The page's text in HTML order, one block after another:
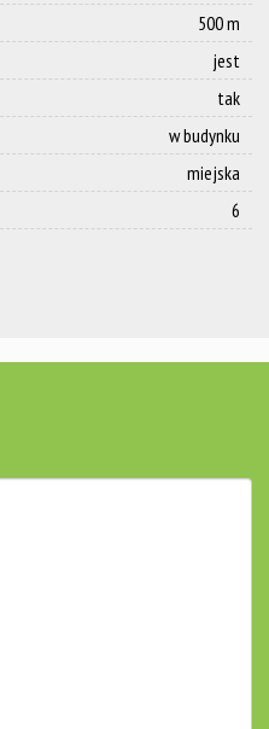
500 m
jest
tak
w budynku
miejska
6